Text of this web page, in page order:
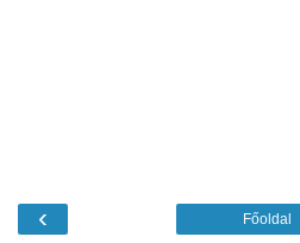
‹ Főoldal